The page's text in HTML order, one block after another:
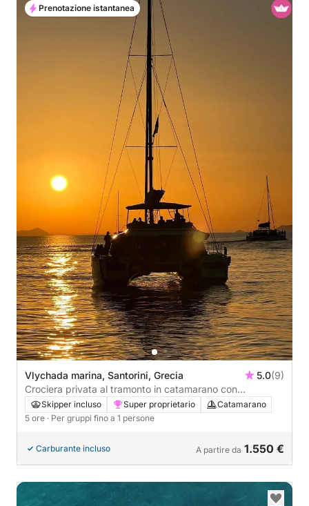
Vlychada marina, Santorini, Grecia 5.0(9)
Crociera privata al tramonto in catamarano con
barbecue, bevande e trasferimenti inclusi.
Skipper incluso Super proprietario
Catamarano
5 ore · Per gruppi fino a 1 persone
Carburante incluso A partire da 1.550 €
Prenotazione istantanea